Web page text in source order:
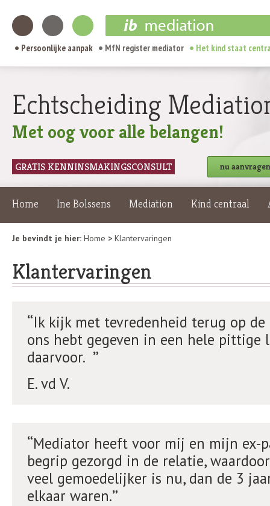
Persoonlijke aanpak MfN register mediator Het kind staat
Echtscheiding
Met oog voor alle belangen!
GRATIS KENNINSMAKINGSCONSULT nu aanvragen
Home Ine Bolssens Mediation Kind centraal
Je bevindt je hier: Home > Klantervaringen
Klantervaringen
Ik kijk met tevredenheid terug op
ons hebt gegeven in een hele pittige
daarvoor.
E. vd V.
Mediator heeft voor mij en mijn ex-
begrip gezorgd in de relatie,
veel gemoedelijker is nu, dan de 3
elkaar waren.